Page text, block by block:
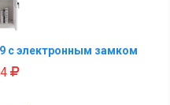
с электронным замком